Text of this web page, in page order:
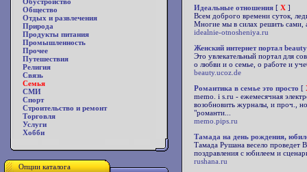
Общество
Отдых и развлечения
Природа
Продукты питания
Промышленность
Прочее
Путешествия
Религия
Связь
Семья
СМИ
Спорт
Строительство и ремонт
Торговля
Услуги
Хобби
Опции каталога
Идеальные отношения [ X ]
Всем доброго времени суток,
Многие мы в силах решить сами,
idealnie-otnosheniya.ru
Женский интернет портал beauty
Это увлекательный портал для
о любви и о семье, о работе и
beauty.ucoz.de
Романтика в семье это просто [
memo. i s.ru - ежемесячная
возобновить журналы, и проч.,
"романти...
memo.pips.ru
Тамада на день рождения,
Тамада Рушана весело проведет
поздравления с юбилеем и
rushana.ru